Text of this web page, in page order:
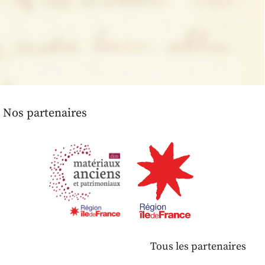
Nos partenaires
Tous les partenaires